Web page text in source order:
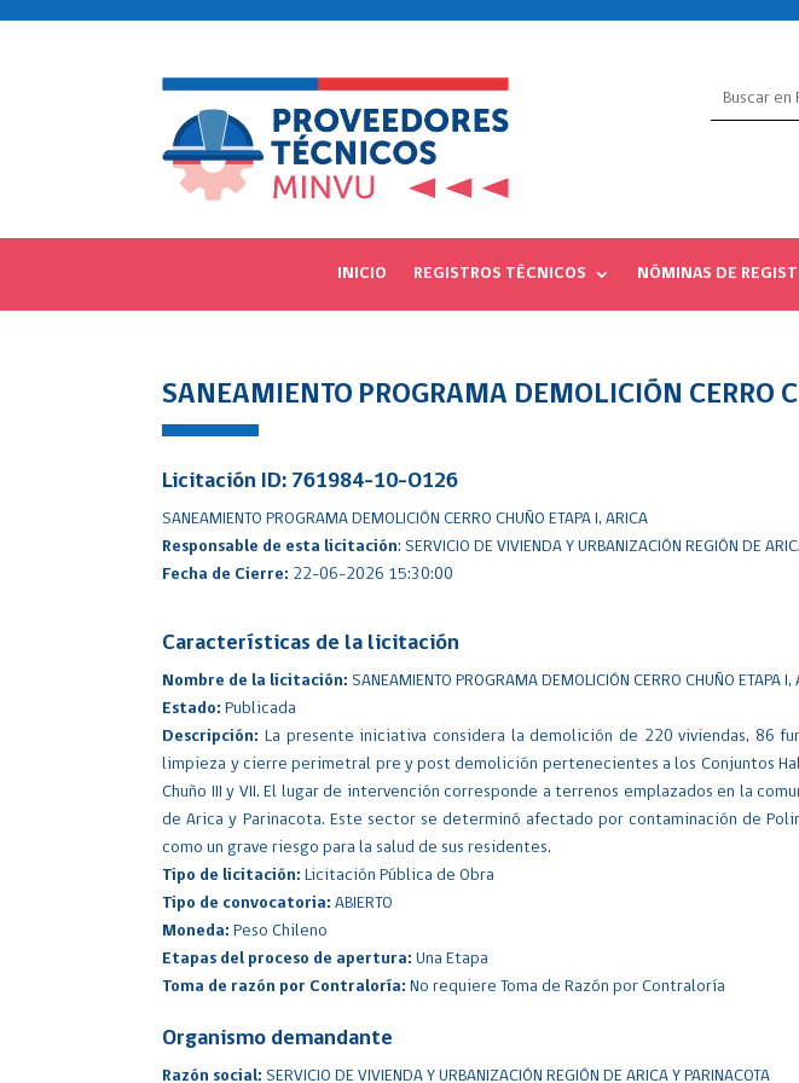
INICIO REGISTROS TÉCNICOS NÓMINAS DE
SANEAMIENTO PROGRAMA DEMOLICIÓN CERRO
Licitación ID: 761984-10-O126
SANEAMIENTO PROGRAMA DEMOLICIÓN CERRO CHUÑO ETAPA I, ARICA
Responsable de esta licitación: SERVICIO DE VIVIENDA Y URBANIZACIÓN REGIÓN DE
Fecha de Cierre: 22-06-2026 15:30:00
Características de la licitación
Nombre de la licitación: SANEAMIENTO PROGRAMA DEMOLICIÓN CERRO CHUÑO ETAPA I,
Estado: Publicada
Descripción: La presente iniciativa considera la demolición de 220 viviendas, 86
limpieza y cierre perimetral pre y post demolición pertenecientes a los Conjuntos
Chuño III y VII. El lugar de intervención corresponde a terrenos emplazados en la
de Arica y Parinacota. Este sector se determinó afectado por contaminación de
como un grave riesgo para la salud de sus residentes.
Tipo de licitación: Licitación Pública de Obra
Tipo de convocatoria: ABIERTO
Moneda: Peso Chileno
Etapas del proceso de apertura: Una Etapa
Toma de razón por Contraloría: No requiere Toma de Razón por Contraloría
Organismo demandante
Razón social: SERVICIO DE VIVIENDA Y URBANIZACIÓN REGIÓN DE ARICA Y PARINACOTA